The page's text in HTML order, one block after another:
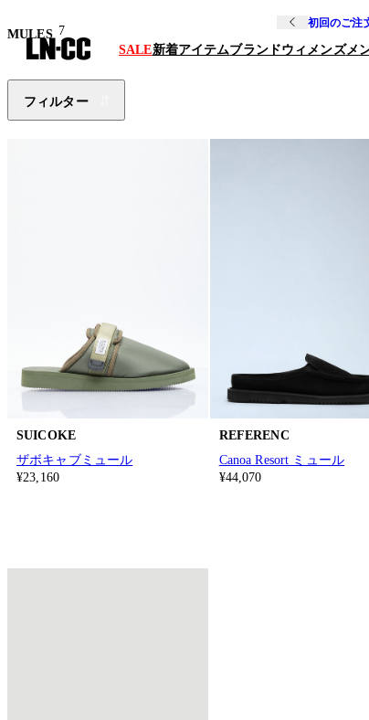
初回のご注
SALE新着アイテムブランドウィメンズメ
MULES 7
フィルター
SUICOKE
ザボキャブミュール
¥23,160
REFERENC
Canoa Resort ミュール
¥44,070